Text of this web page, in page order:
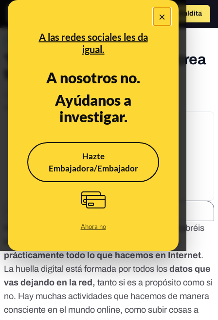
×
A las redes sociales les da
igual.
A nosotros no.
Ayúdanos a
investigar.
Hazte
Embajadora/Embajador
Ahora no
Hazte Maldito
PREBUNKING
'Fingerprinting' o cómo se crea
tu huella digital
Mar 20, 2020, 7:11:46 AM
Nos habéis preguntado por un concepto que habréis
leído en muchos sitios y que tiene que ver con
prácticamente todo lo que hacemos en Internet.
La huella digital está formada por todos los datos que
vas dejando en la red, tanto si es a propósito como si
no. Hay muchas actividades que hacemos de manera
consciente en el mundo online, como subir cosas a